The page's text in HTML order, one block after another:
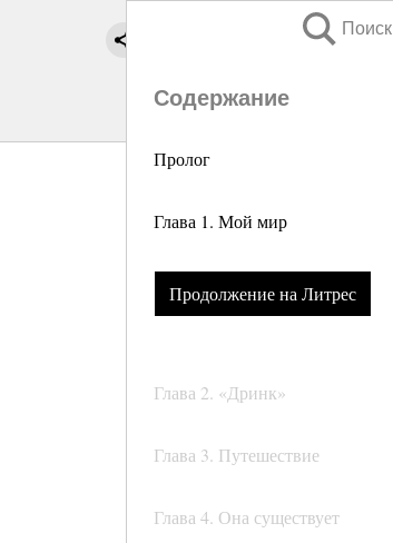
Поиск
Содержание
Пролог
Глава 1. Мой мир
Продолжение на Литрес
Глава 2. «Дринк»
Глава 3. Путешествие
Глава 4. Она существует